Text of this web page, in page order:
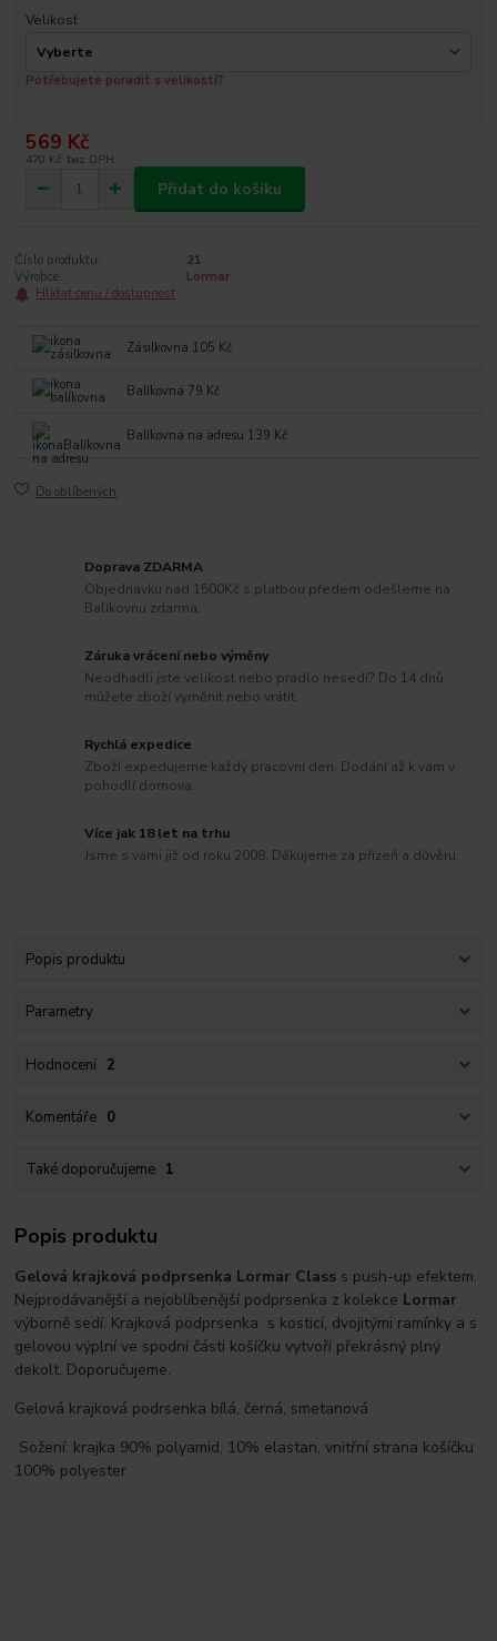
Velikost
Potřebujete poradit s velikostí?
569 Kč
470 Kč bez DPH
Přidat do košíku
Číslo produktu:
21
Výrobce:
Lormar
Hlídat cenu / dostupnost
Zásilkovna 105 Kč
Balíkovna 79 Kč
Balíkovna na adresu 139 Kč
Do oblíbených
Doprava ZDARMA
Objednávku nad 1500Kč s platbou předem odešleme na
Balíkovnu zdarma.
Záruka vrácení nebo výměny
Neodhadli jste velikost nebo prádlo nesedí? Do 14 dnů
můžete zboží vyměnit nebo vrátit.
Rychlá expedice
Zboží expedujeme každý pracovní den. Dodání až k vám v
pohodlí domova.
Více jak 18 let na trhu
Jsme s vámi již od roku 2008. Děkujeme za přízeň a důvěru.
Popis produktu
Parametry
Hodnocení 2
Komentáře 0
Také doporučujeme 1
Popis produktu
Gelová krajková podprsenka Lormar Class s push-up efektem.
Nejprodávanější a nejoblíbenější podprsenka z kolekce Lormar
výborně sedí. Krajková podprsenka s kosticí, dvojitými ramínky a s
gelovou výplní ve spodní části košíčku vytvoří překrásný plný
dekolt. Doporučujeme.
Gelová krajková podrsenka bílá, černá, smetanová
Sožení: krajka 90% polyamid, 10% elastan, vnitřní strana košíčku
100% polyester